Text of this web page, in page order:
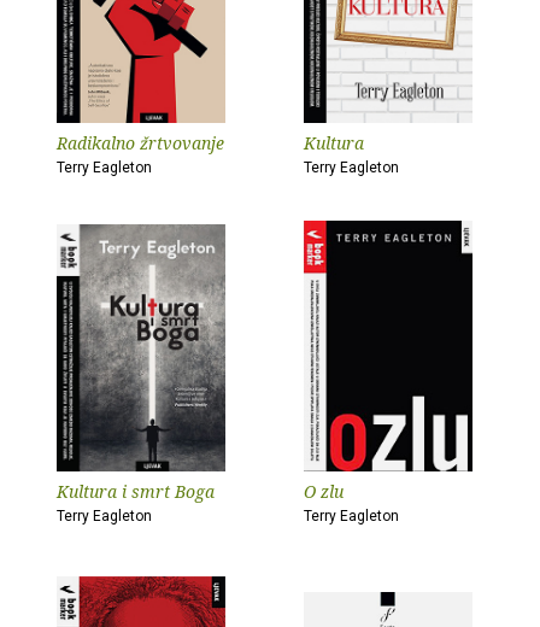
Radikalno žrtvovanje
Terry Eagleton
Kultura
Terry Eagleton
Kultura i smrt Boga
Terry Eagleton
O zlu
Terry Eagleton